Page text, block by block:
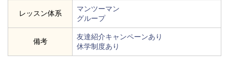
レッスン体系
マンツーマン
グループ
備考
友達紹介キャンペーンあり
休学制度あり